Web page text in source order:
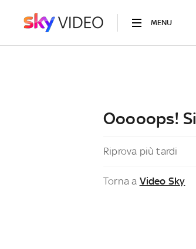
MENU
Ooooops!
Riprova più tardi
Torna a Video Sky